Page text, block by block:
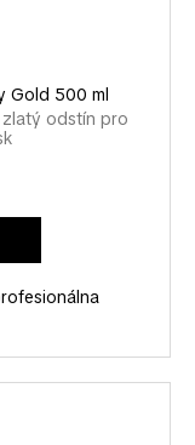
Gold 500 ml
zlatý odstín pro